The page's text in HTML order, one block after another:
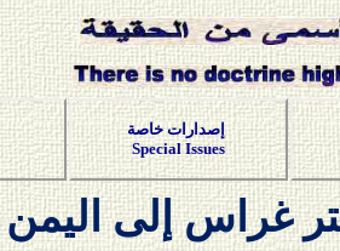
إصدارات خاصة
Special Issues
غراس إلى اليمن